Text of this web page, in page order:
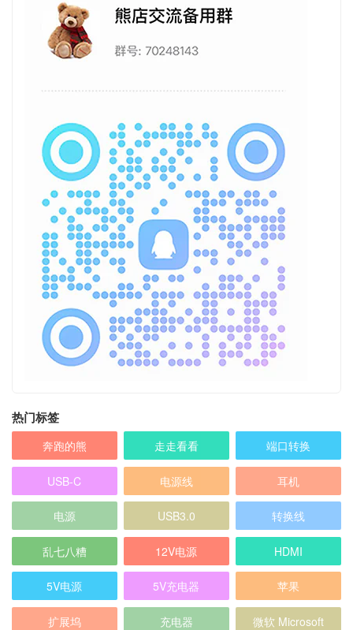
热门标签
奔跑的熊 走走看看 端口转换
USB-C 电源线 耳机
电源 USB3.0 转换线
乱七八糟 12V电源 HDMI
5V电源 5V充电器 苹果
扩展坞 充电器 微软 Microsoft